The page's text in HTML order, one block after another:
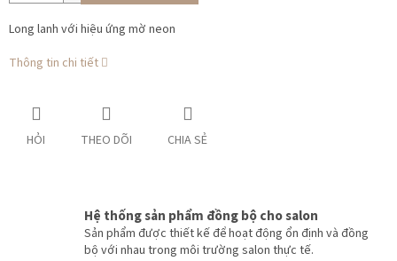
Long lanh với hiệu ứng mờ neon
Thông tin chi tiết
HỎI THEO DÕI CHIA SẺ
Hệ thống sản phẩm đồng bộ cho salon
Sản phẩm được thiết kế để hoạt động ổn định và đồng
bộ với nhau trong môi trường salon thực tế.